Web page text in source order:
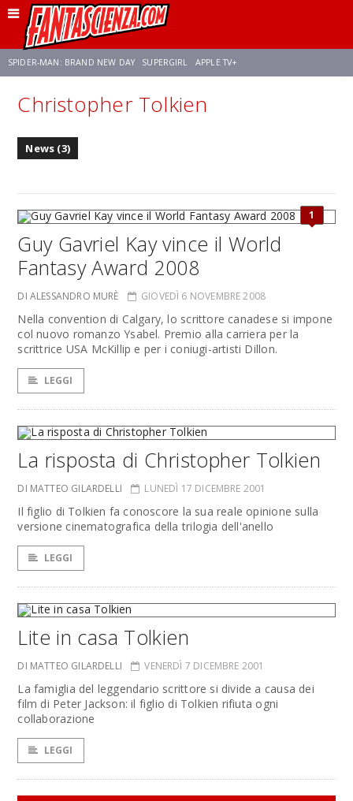
SPIDER-MAN: BRAND NEW DAY SUPERGIRL APPLE TV+
FRANCO RICCIARDIELLO ZENDAYA STAR TREK
Christopher Tolkien
News (3)
1
Guy Gavriel Kay vince il World
Fantasy Award 2008
DI ALESSANDRO MURÈ GIOVEDÌ 6 NOVEMBRE 2008
Nella convention di Calgary, lo scrittore canadese si impone
col nuovo romanzo Ysabel. Premio alla carriera per la
scrittrice USA McKillip e per i coniugi-artisti Dillon.
LEGGI
La risposta di Christopher Tolkien
DI MATTEO GILARDELLI LUNEDÌ 17 DICEMBRE 2001
Il figlio di Tolkien fa conoscore la sua reale opinione sulla
versione cinematografica della trilogia dell'anello
LEGGI
Lite in casa Tolkien
DI MATTEO GILARDELLI VENERDÌ 7 DICEMBRE 2001
La famiglia del leggendario scrittore si divide a causa dei
film di Peter Jackson: il figlio di Tolkien rifiuta ogni
collaborazione
LEGGI